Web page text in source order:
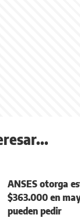
ANSES otorga
$363.000 en
pueden pedir